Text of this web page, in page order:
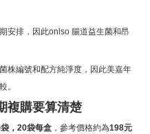
安排，因此onlso 腸道益生菌和昂
株編號和配方純淨度，因此美嘉年
。
複購要算清楚
，20袋每盒，參考價格約為198元